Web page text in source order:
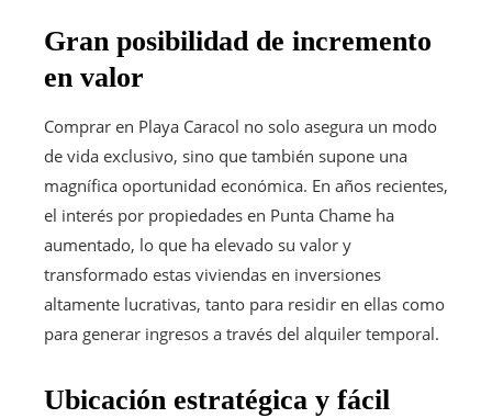
Gran posibilidad de incremento
en valor
Comprar en Playa Caracol no solo asegura un modo
de vida exclusivo, sino que también supone una
magnífica oportunidad económica. En años recientes,
el interés por propiedades en Punta Chame ha
aumentado, lo que ha elevado su valor y
transformado estas viviendas en inversiones
altamente lucrativas, tanto para residir en ellas como
para generar ingresos a través del alquiler temporal.
Ubicación estratégica y fácil